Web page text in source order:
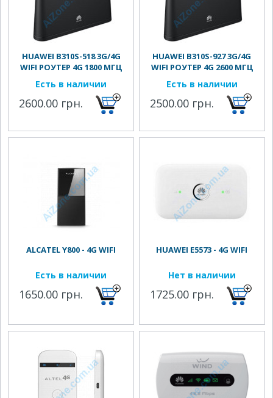
HUAWEI B310S-518 3G/4G
WIFI РОУТЕР 4G 1800 МГЦ
Есть в наличии
2600.00 грн.
HUAWEI B310S-927 3G/4G
WIFI РОУТЕР 4G 2600 МГЦ
Есть в наличии
2500.00 грн.
ALCATEL Y800 - 4G WIFI
Есть в наличии
1650.00 грн.
HUAWEI E5573 - 4G WIFI
Нет в наличии
1725.00 грн.